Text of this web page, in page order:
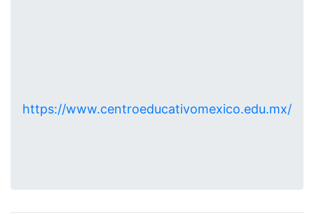
https://www.centroeducativomexico.edu.mx/